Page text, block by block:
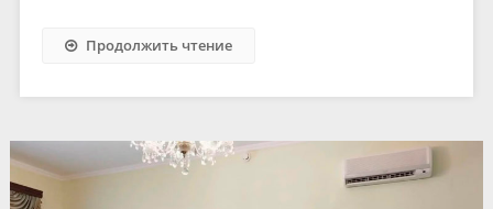
Продолжить чтение